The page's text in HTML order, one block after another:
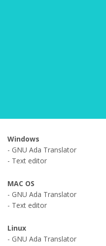
Windows
- GNU Ada Translator
- Text editor
MAC OS
- GNU Ada Translator
- Text editor
Linux
- GNU Ada Translator